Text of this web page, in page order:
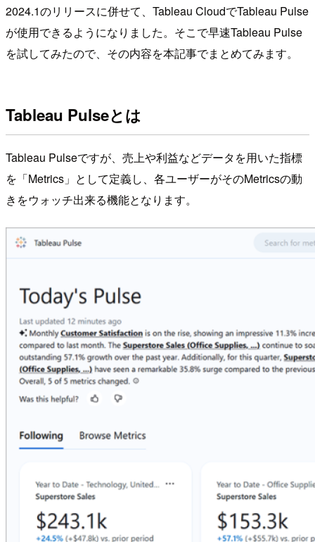
2024.1のリリースに併せて、Tableau CloudでTableau Pulse
が使用できるようになりました。そこで早速Tableau Pulse
を試してみたので、その内容を本記事でまとめてみます。
Tableau Pulseとは
Tableau Pulseですが、売上や利益などデータを用いた指標
を「Metrics」として定義し、各ユーザーがそのMetricsの動
きをウォッチ出来る機能となります。